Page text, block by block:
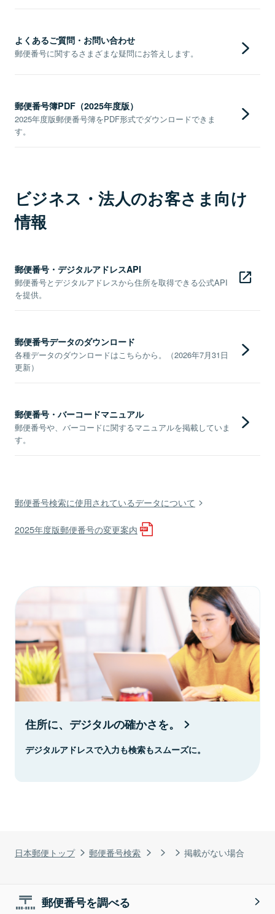
日本郵便トップ 郵便番号検索 掲載がない場合
よくあるご質問・お問い合わせ
郵便番号に関するさまざまな疑問にお答えします。
郵便番号簿PDF（2025年度版）
2025年度版郵便番号簿をPDF形式でダウンロードできま
す。
ビジネス・法人のお客さま向け
情報
郵便番号・デジタルアドレスAPI
郵便番号とデジタルアドレスから住所を取得できる公式API
を提供。
郵便番号データのダウンロード
各種データのダウンロードはこちらから。（2026年7月31日
更新）
郵便番号・バーコードマニュアル
郵便番号や、バーコードに関するマニュアルを掲載していま
す。
郵便番号検索に使用されているデータについて
2025年度版郵便番号の変更案内
住所に、デジタルの確かさを。
デジタルアドレスで入力も検索もスムーズに。
郵便番号を調べる